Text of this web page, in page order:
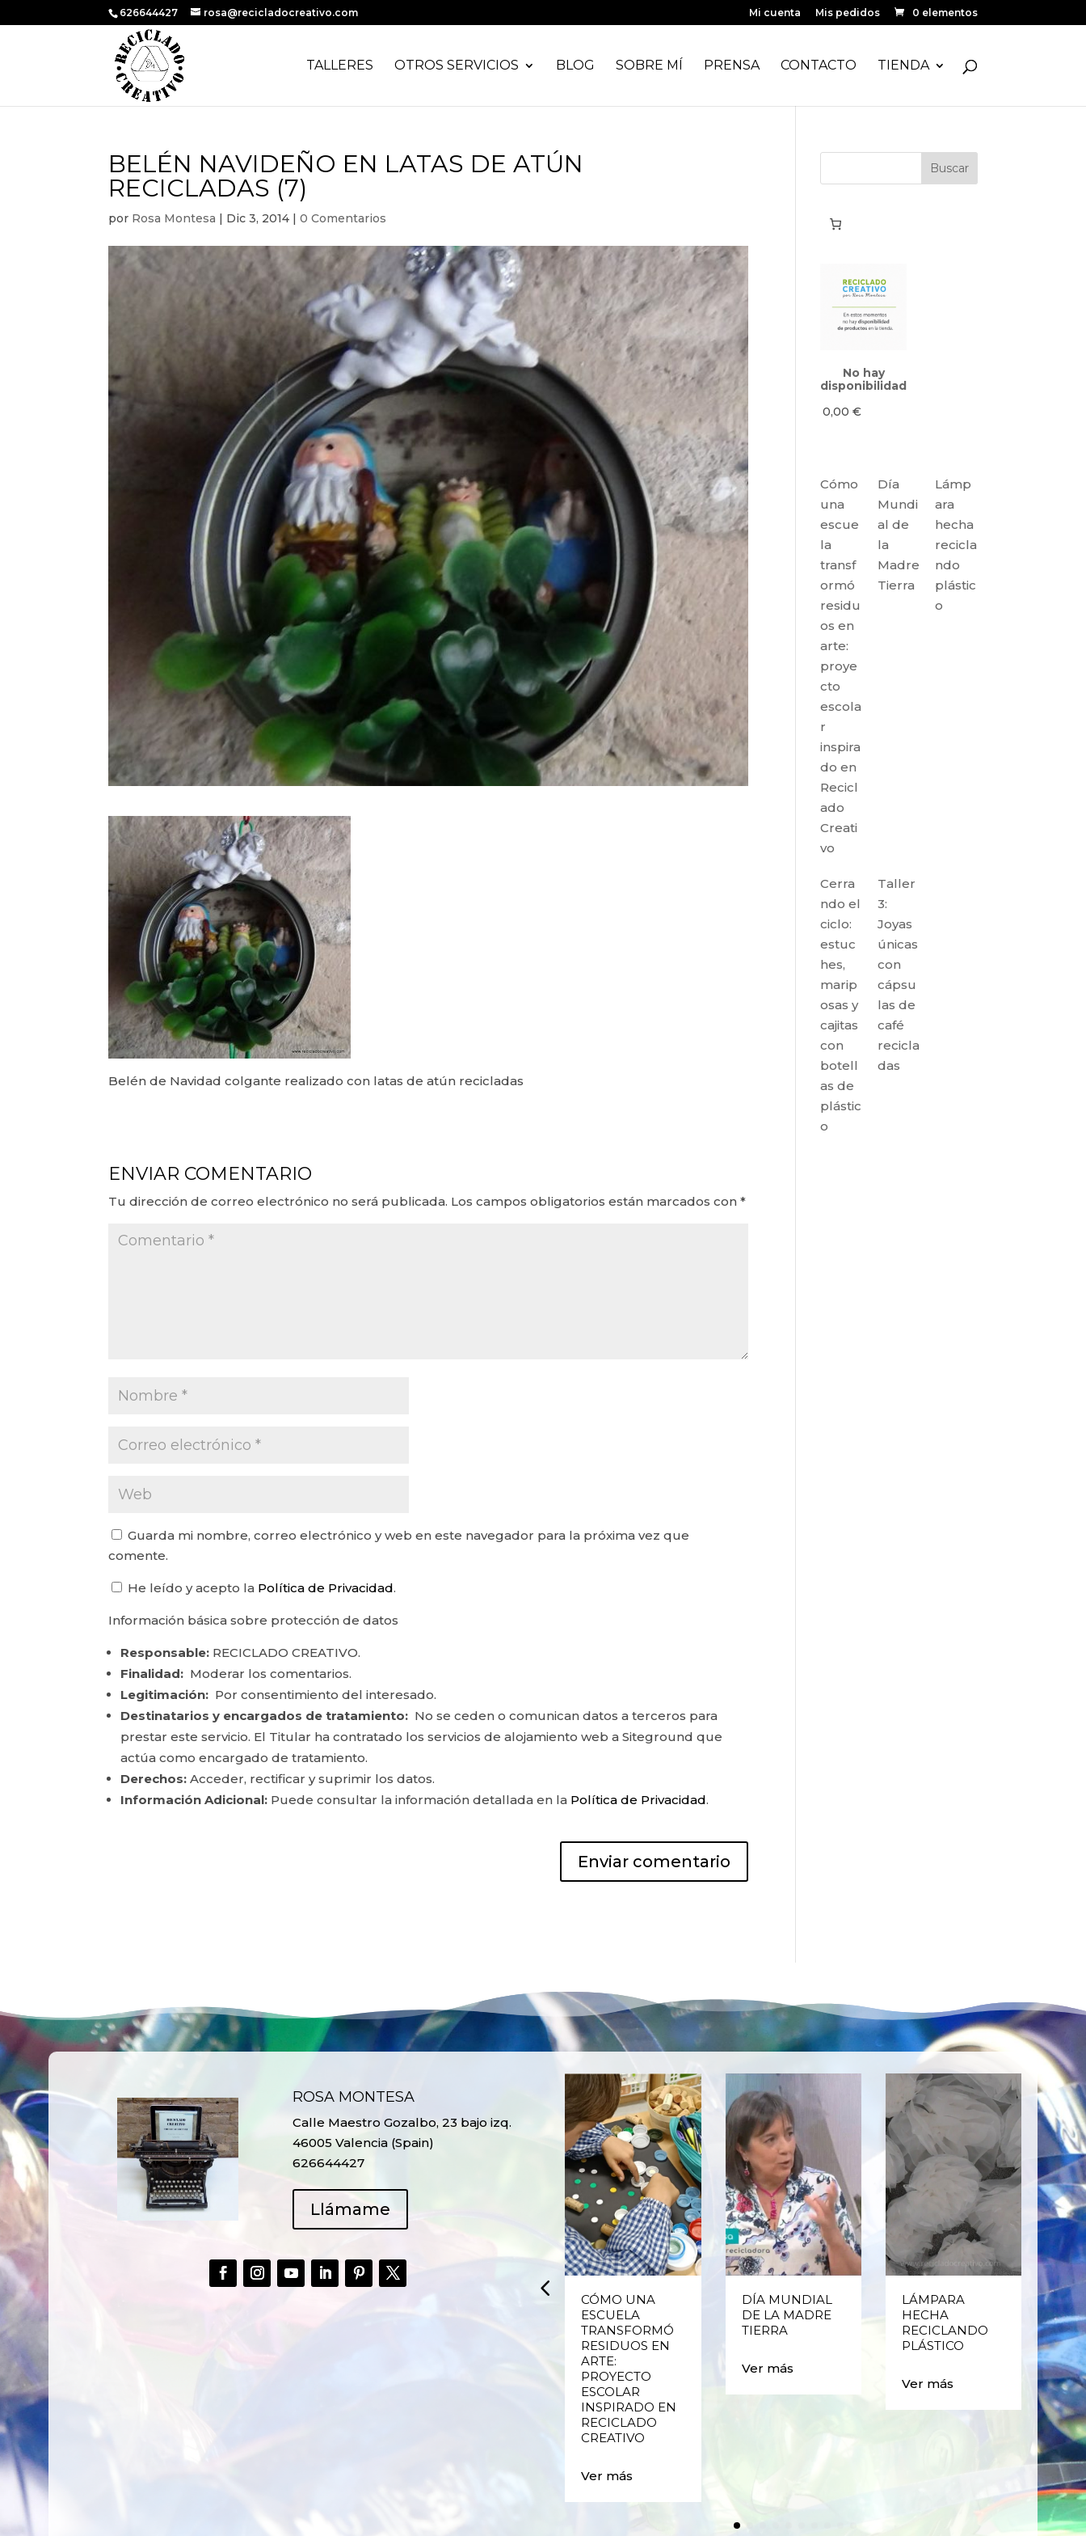
626644427 rosa@recicladocreativo.com Mi cuenta Mis pedidos 0 elementos
TALLERES OTROS SERVICIOS BLOG SOBRE MÍ PRENSA CONTACTO TIENDA
BELÉN NAVIDEÑO EN LATAS DE ATÚN
RECICLADAS (7)
por Rosa Montesa | Dic 3, 2014 |0 Comentarios
Belén de Navidad colgante realizado con latas de atún recicladas
ENVIAR COMENTARIO
Tu dirección de correo electrónico no será publicada. Los campos obligatorios están marcados con*
Guarda mi nombre, correo electrónico y web en este navegador para la próxima vez que
comente.
He leído y acepto la Política de Privacidad.
Información básica sobre protección de datos
Responsable: RECICLADO CREATIVO.
Finalidad: Moderar los comentarios.
Legitimación: Por consentimiento del interesado.
Destinatarios y encargados de tratamiento: No se ceden o comunican datos a terceros para
prestar este servicio. El Titular ha contratado los servicios de alojamiento web a Siteground que
actúa como encargado de tratamiento.
Derechos: Acceder, rectificar y suprimir los datos.
Información Adicional: Puede consultar la información detallada en la Política de Privacidad.
No hay
disponibilidad
0,00€
Cómo
una
escue
la
transf
ormó
residu
os en
arte:
proye
cto
escola
r
inspira
do en
Recicl
ado
Creati
vo
Día
Mundi
al de
la
Madre
Tierra
Lámp
ara
hecha
recicla
ndo
plástic
o
Cerra
ndo el
ciclo:
estuc
hes,
marip
osas y
cajitas
con
botell
as de
plástic
o
Taller
3:
Joyas
únicas
con
cápsu
las de
café
recicla
das
ROSA MONTESA
Calle Maestro Gozalbo, 23 bajo izq.
46005 Valencia (Spain)
626644427
Llámame
RECICLADO EN
CÓMO UNA
ESCUELA
TRANSFORMÓ
RESIDUOS EN
ARTE:
PROYECTO
ESCOLAR
INSPIRADO EN
RECICLADO
CREATIVO
Ver más
DÍA MUNDIAL
DE LA MADRE
TIERRA
Ver más
LÁMPARA
HECHA
RECICLANDO
PLÁSTICO
Ver más